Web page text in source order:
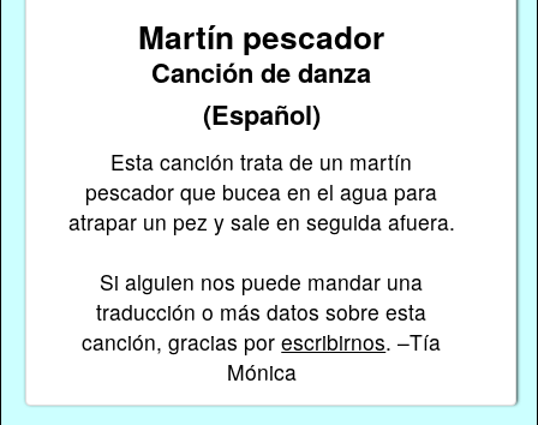
Martín pescador
Canción de danza
(Español)
Esta canción trata de un martín
pescador que bucea en el agua para
atrapar un pez y sale en seguida afuera.
Si alguien nos puede mandar una
traducción o más datos sobre esta
canción, gracias porescribirnos. –Tía
Mónica